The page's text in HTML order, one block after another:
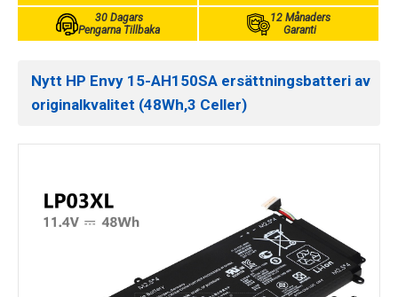
30 Dagars
Pengarna Tillbaka
12 Månaders
Garanti
Nytt HP Envy 15-AH150SA ersättningsbatteri av
originalkvalitet (48Wh,3 Celler)